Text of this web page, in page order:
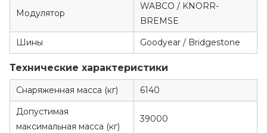
Модулятор
WABCO / KNORR-
BREMSE
Шины
Goodyear / Bridgestone
Технические характеристики
Снаряженная масса (кг)
6140
Допустимая
максимальная масса (кг)
39000